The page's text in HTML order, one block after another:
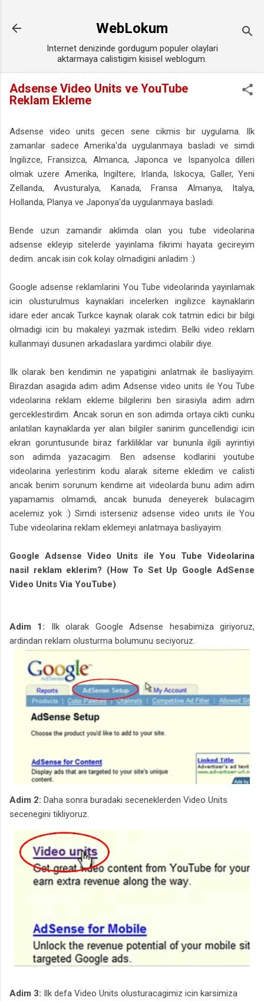
WebLokum
Internet denizinde gordugum populer olaylari
aktarmaya calistigim kisisel weblogum.
Adsense Video Units ve YouTube
Reklam Ekleme
Adsense video units gecen sene cikmis bir uygulama. Ilk
zamanlar sadece Amerika'da uygulanmaya basladi ve simdi
Ingilizce, Fransizca, Almanca, Japonca ve Ispanyolca dilleri
olmak uzere Amerika, Ingiltere, Irlanda, Iskocya, Galler, Yeni
Zellanda, Avusturalya, Kanada, Fransa Almanya, Italya,
Hollanda, Planya ve Japonya'da uygulanmaya basladi.
Bende uzun zamandir aklimda olan you tube videolarina
adsense ekleyip sitelerde yayinlama fikrimi hayata gecireyim
dedim. ancak isin cok kolay olmadigini anladim :)
Google adsense reklamlarini You Tube videolarinda yayinlamak
icin olusturulmus kaynaklari incelerken ingilizce kaynaklarin
idare eder ancak Turkce kaynak olarak cok tatmin edici bir bilgi
olmadigi icin bu makaleyi yazmak istedim. Belki video reklam
kullanmayi dusunen arkadaslara yardimci olabilir diye.
Ilk olarak ben kendimin ne yapatigini anlatmak ile basliyayim.
Birazdan asagida adim adim Adsense video units ile You Tube
videolarina reklam ekleme bilgilerini ben sirasiyla adim adim
gerceklestirdim. Ancak sorun en son adimda ortaya cikti cunku
anlatilan kaynaklarda yer alan bilgiler sanirim guncellendigi icin
ekran goruntusunde biraz farkliliklar var bununla ilgili ayrintiyi
son adimda yazacagim. Ben adsense kodlarini youtube
videolarina yerlestirim kodu alarak siteme ekledim ve calisti
ancak benim sorunum kendime ait videolarda bunu adim adim
yapamamis olmamdi, ancak bunuda deneyerek bulacagim
acelemiz yok :) Simdi isterseniz adsense video units ile You
Tube videolarina reklam eklemeyi anlatmaya basliyayim.
Google Adsense Video Units ile You Tube Videolarina
nasil reklam eklerim? (How To Set Up Google AdSense
Video Units Via YouTube)
Adim 1: Ilk olarak Google Adsense hesabimiza giriyoruz,
ardindan reklam olusturma bolumunu seciyoruz.
Adim 2: Daha sonra buradaki seceneklerden Video Units
secenegini tikliyoruz.
Adim 3: Ilk defa Video Units olusturacagimiz icin karsimiza